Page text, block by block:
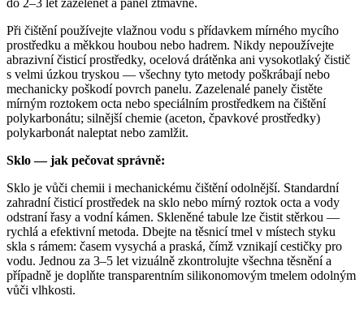
Při čištění používejte vlažnou vodu s přídavkem mírného mycího
prostředku a měkkou houbou nebo hadrem. Nikdy nepoužívejte
abrazivní čisticí prostředky, ocelová drátěnka ani vysokotlaký čistič
s velmi úzkou tryskou — všechny tyto metody poškrábají nebo
mechanicky poškodí povrch panelu. Zazelenalé panely čistěte
mírným roztokem octa nebo speciálním prostředkem na čištění
polykarbonátu; silnější chemie (aceton, čpavkové prostředky)
polykarbonát naleptat nebo zamlžit.
Sklo — jak pečovat správně:
Sklo je vůči chemii i mechanickému čištění odolnější. Standardní
zahradní čisticí prostředek na sklo nebo mírný roztok octa a vody
odstraní řasy a vodní kámen. Skleněné tabule lze čistit stěrkou —
rychlá a efektivní metoda. Dbejte na těsnicí tmel v místech styku
skla s rámem: časem vysychá a praská, čímž vznikají cestičky pro
vodu. Jednou za 3–5 let vizuálně zkontrolujte všechna těsnění a
případně je doplňte transparentním silikonomovým tmelem odolným
vůči vlhkosti.